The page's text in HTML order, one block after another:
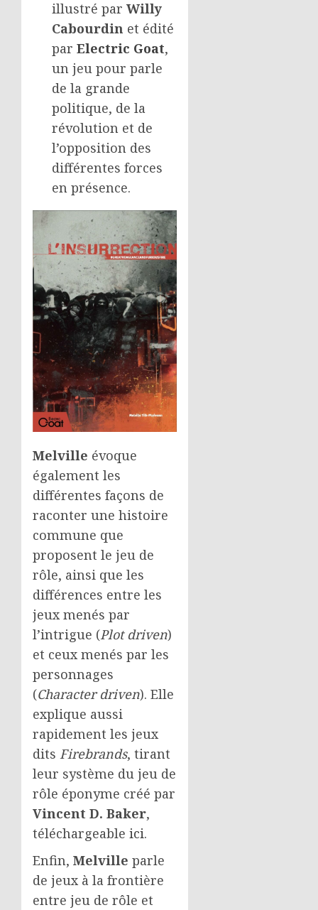
illustré par Willy
Cabourdin et édité
par Electric Goat,
un jeu pour parle
de la grande
politique, de la
révolution et de
l’opposition des
différentes forces
en présence.
Melville évoque
également les
différentes façons de
raconter une histoire
commune que
proposent le jeu de
rôle, ainsi que les
différences entre les
jeux menés par
l’intrigue (Plot driven)
et ceux menés par les
personnages
(Character driven). Elle
explique aussi
rapidement les jeux
dits Firebrands, tirant
leur système du jeu de
rôle éponyme créé par
Vincent D. Baker,
téléchargeable ici.
Enfin, Melville parle
de jeux à la frontière
entre jeu de rôle et